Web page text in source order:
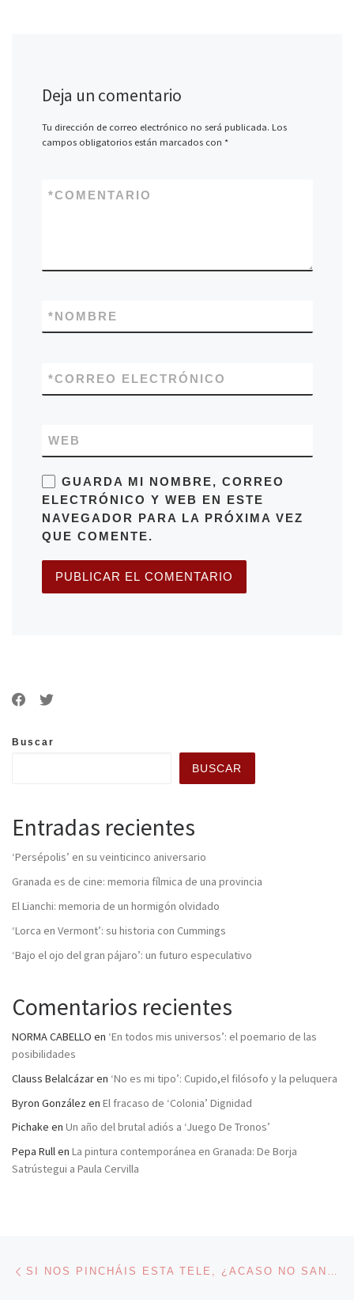
Deja un comentario
Tu dirección de correo electrónico no será publicada. Los
campos obligatorios están marcados con *
COMENTARIO
*
NOMBRE
*
CORREO ELECTRÓNICO
*
WEB
GUARDA MI NOMBRE, CORREO
ELECTRÓNICO Y WEB EN ESTE
NAVEGADOR PARA LA PRÓXIMA VEZ
QUE COMENTE.
Buscar
BUSCAR
Entradas recientes
‘Persépolis’ en su veinticinco aniversario
Granada es de cine: memoria fílmica de una provincia
El Lianchi: memoria de un hormigón olvidado
‘Lorca en Vermont’: su historia con Cummings
‘Bajo el ojo del gran pájaro’: un futuro especulativo
Comentarios recientes
NORMA CABELLO en ‘En todos mis universos’: el poemario de las
posibilidades
Clauss Belalcázaren ‘No es mi tipo’: Cupido,el filósofo y la peluquera
Byron González en El fracaso de ‘Colonia’ Dignidad
Pichake en Un año del brutal adiós a ‘Juego De Tronos’
Pepa Rullen La pintura contemporánea en Granada: De Borja
Satrústegui a Paula Cervilla
Navegación de entradas SI NOS PINCHÁIS ESTA TELE, ¿ACASO NO SANGRAMOS?